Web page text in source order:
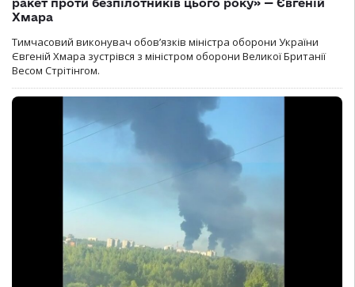
ракет проти безпілотників цього року» — Євгеній
Хмара
Тимчасовий виконувач обов’язків міністра оборони України
Євгеній Хмара зустрівся з міністром оборони Великої Британії
Весом Стрітінгом.